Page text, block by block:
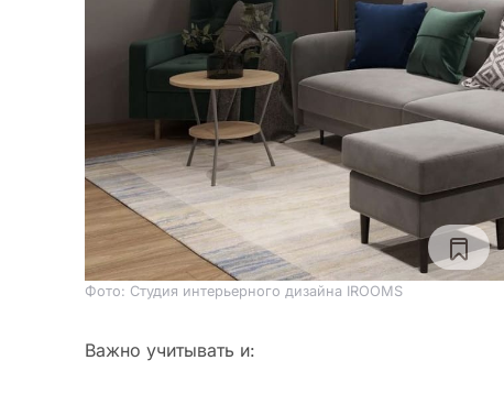
Фото: Студия интерьерного дизайна IROOMS
Важно учитывать и: